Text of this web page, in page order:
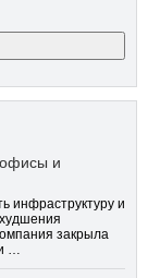
и
инфраструктуру и
закрыла
…